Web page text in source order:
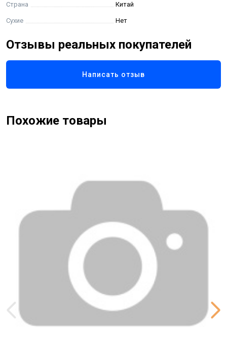
Страна Китай
Сухие Нет
Отзывы реальных покупателей
Написать отзыв
Похожие товары